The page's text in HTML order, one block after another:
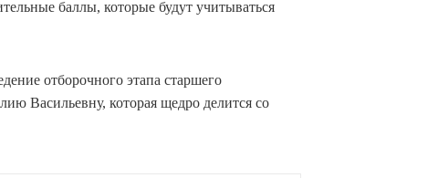
баллы, которые будут учитываться
отборочного этапа старшего
Васильевну, которая щедро делится со